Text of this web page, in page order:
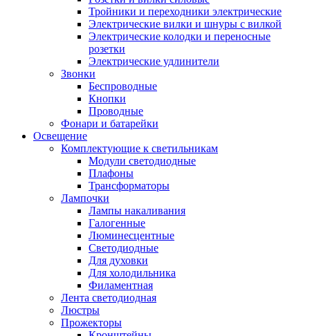
Тройники и переходники электрические
Электрические вилки и шнуры с вилкой
Электрические колодки и переносные
розетки
Электрические удлинители
Звонки
Беспроводные
Кнопки
Проводные
Фонари и батарейки
Освещение
Комплектующие к светильникам
Модули светодиодные
Плафоны
Трансформаторы
Лампочки
Лампы накаливания
Галогенные
Люминесцентные
Светодиодные
Для духовки
Для холодильника
Филаментная
Лента светодиодная
Люстры
Прожекторы